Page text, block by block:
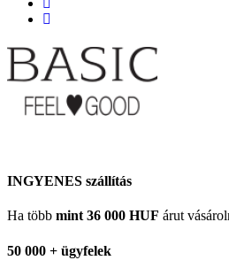
INGYENES szállítás
Ha több mint 36 000 HUF árut
50 000 + ügyfelek